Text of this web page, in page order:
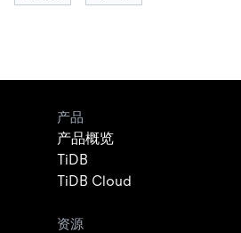
产品
产品概览
TiDB
TiDB Cloud
资源